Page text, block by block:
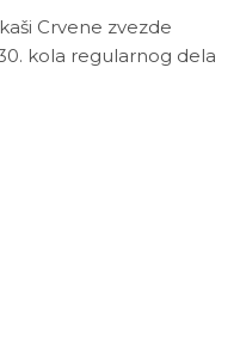
Crvene zvezde
kola regularnog dela